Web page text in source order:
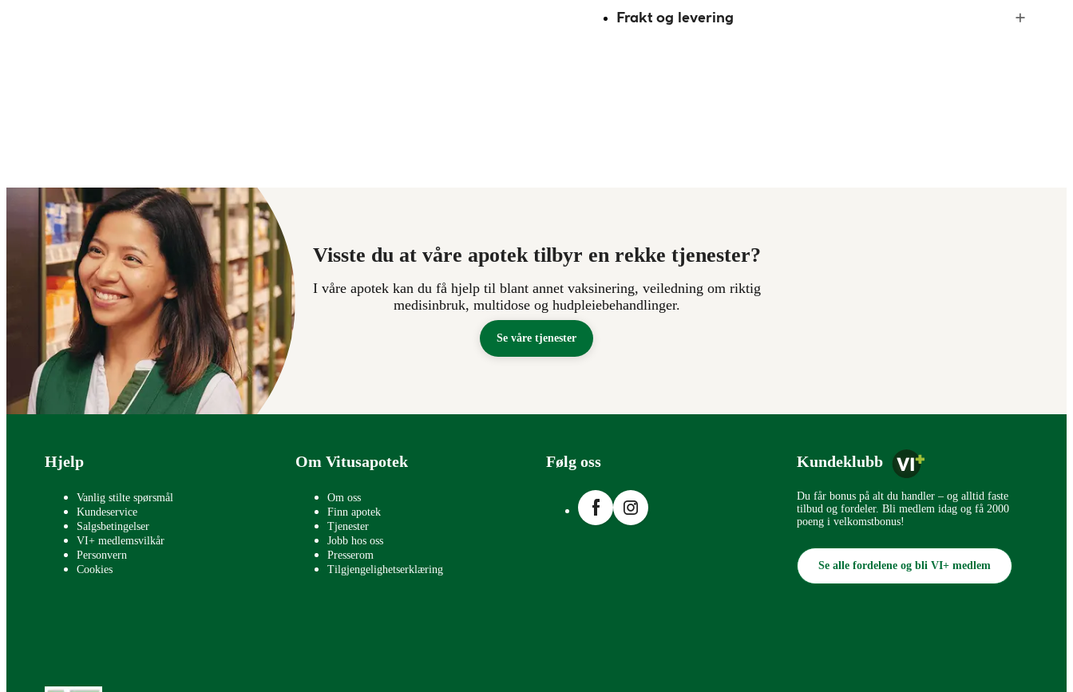
Frakt og levering
Visste du at våre apotek tilbyr en rekke tjenester?
I våre apotek kan du få hjelp til blant annet vaksinering, veiledning om riktig
medisinbruk, multidose og hudpleiebehandlinger.
Se våre tjenester
Bunntekst
Hjelp
Vanlig stilte spørsmål
Kundeservice
Salgsbetingelser
VI+ medlemsvilkår
Personvern
Cookies
Om Vitusapotek
Om oss
Finn apotek
Tjenester
Jobb hos oss
Presserom
Tilgjengelighetserklæring
Følg oss
FacebookInstagram
Kundeklubb
Du får bonus på alt du handler – og alltid faste
tilbud og fordeler. Bli medlem idag og få 2000
poeng i velkomstbonus!
Se alle fordelene og bli VI+ medlem